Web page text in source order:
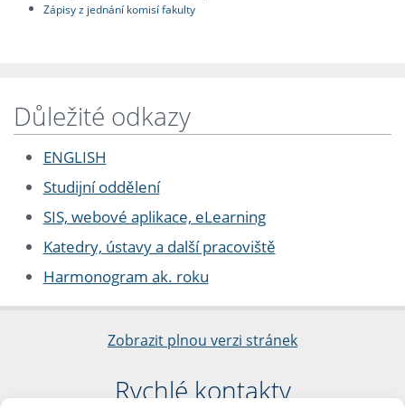
Zápisy z jednání komisí fakulty
Důležité odkazy
ENGLISH
Studijní oddělení
SIS, webové aplikace, eLearning
Katedry, ústavy a další pracoviště
Harmonogram ak. roku
Zobrazit plnou verzi stránek
Rychlé kontakty